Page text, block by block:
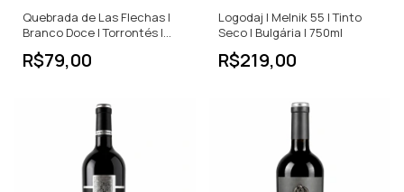
Quebrada de Las Flechas |
Branco Doce | Torrontés |
R$79,00
Logodaj | Melnik 55 | Tinto
Seco | Bulgária | 750ml
R$219,00